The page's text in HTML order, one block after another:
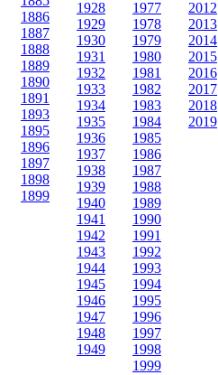
1886
1887
1888
1889
1890
1891
1893
1895
1896
1897
1898
1899
1928
1929
1930
1931
1932
1933
1934
1935
1936
1937
1938
1939
1940
1941
1942
1943
1944
1945
1946
1947
1948
1949
1977
1978
1979
1980
1981
1982
1983
1984
1985
1986
1987
1988
1989
1990
1991
1992
1993
1994
1995
1996
1997
1998
1999
2012
2013
2014
2015
2016
2017
2018
2019